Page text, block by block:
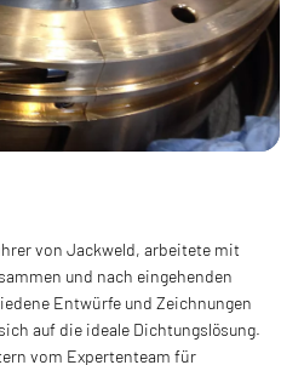
von Jackweld, arbeitete mit
und nach eingehenden
Entwürfe und Zeichnungen
auf die ideale Dichtungslösung.
vom Expertenteam für